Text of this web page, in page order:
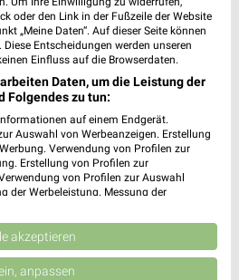
Gültig bis Mo. 31.08.
oder den Link in der Fußzeile der Website
„Meine Daten“. Auf dieser Seite können
Entscheidungen werden unseren
Einfluss auf die Browserdaten.
Daten, um die Leistung der
Folgendes zu tun:
auf einem Endgerät.
Auswahl von Werbeanzeigen. Erstellung
Verwendung von Profilen zur
Erstellung von Profilen zur
von Profilen zur Auswahl
der Werbeleistung. Messung der
Quellen. Entwicklung und
reduzierter Daten zur Auswahl
Union weitergegeben und in die
akzeptieren
anpassen